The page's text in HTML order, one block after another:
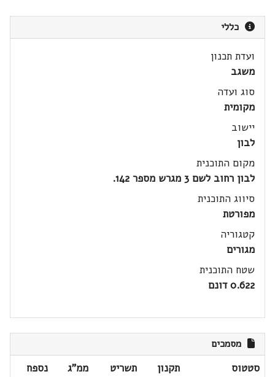
כללי
ועדת תכנון
משגב
סוג ועדה
מקומית
יישוב
לבון
מקום התוכנית
לבון רחוב לשם 3 מגרש מספר 142.
סיווג התוכנית
מפורטת
קטגוריה
מגורים
שטח התוכנית
0.622 דונם
מסמכים
סטטוס תקנון תשריט ממ"ג
נספח